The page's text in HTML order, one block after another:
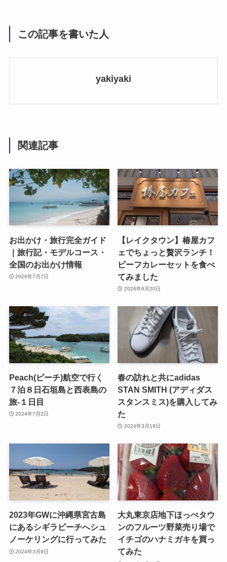
この記事を書いた人
yakiyaki
関連記事
お出かけ・旅行完全ガイド
｜旅行記・モデルコース・
全国のお出かけ情報
2026年7月7日
【レイクタウン】椿屋カフ
ェでちょっと贅沢ランチ！
ビーフカレーセットを食べ
てみました
2026年6月20日
Peach(ピーチ)航空で行く
７泊８日石垣島と西表島の
旅-１日目
2024年7月2日
春の訪れと共にadidas
STAN SMITH (アディダス
スタンスミス)を購入してみ
た
2024年3月19日
2023年GWに沖縄県宮古島
にあるシギラビーチへシュ
ノーケリングに行ってみた
2024年3月9日
大丸東京店地下ほっぺタウ
ンのフルーツ野菜売り場で
イチゴのハナミガキを買っ
てみた